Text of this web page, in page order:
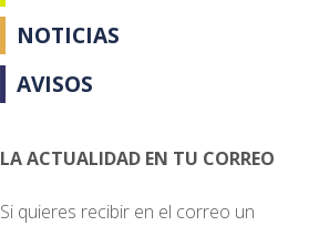
NOTICIAS
AVISOS
LA ACTUALIDAD EN TU CORREO
Si quieres recibir en el correo un